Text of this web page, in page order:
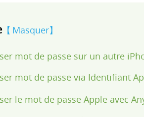
Masquer
mot de passe sur un autre
mot de passe via Identifiant
le mot de passe Apple avec